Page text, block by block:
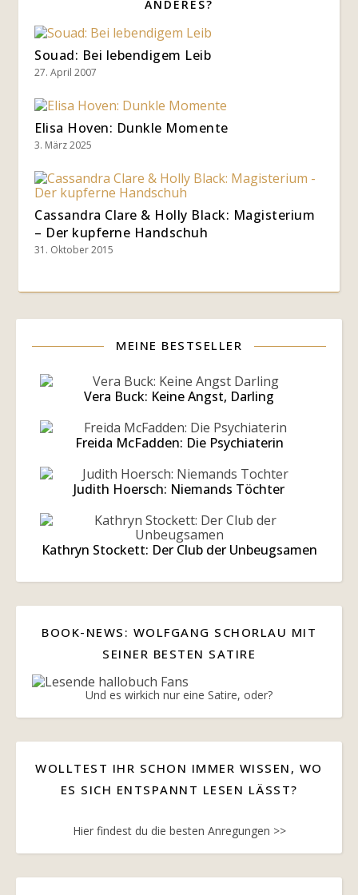
ANDERES?
Souad: Bei lebendigem Leib
27. April 2007
Elisa Hoven: Dunkle Momente
3. März 2025
Cassandra Clare & Holly Black: Magisterium
– Der kupferne Handschuh
31. Oktober 2015
MEINE BESTSELLER
Vera Buck: Keine Angst, Darling
Freida McFadden: Die Psychiaterin
Judith Hoersch: Niemands Töchter
Kathryn Stockett: Der Club der Unbeugsamen
BOOK-NEWS: WOLFGANG SCHORLAU MIT
SEINER BESTEN SATIRE
Und es wirkich nur eine Satire, oder?
WOLLTEST IHR SCHON IMMER WISSEN, WO
ES SICH ENTSPANNT LESEN LÄSST?
Hier findest du die besten Anregungen >>